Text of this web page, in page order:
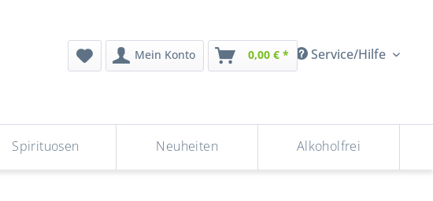
Service/Hilfe
Mein Konto 0,00 € *
Spirituosen Neuheiten Alkoholfrei